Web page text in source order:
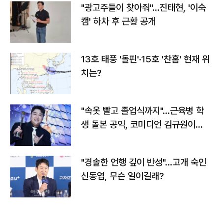
"광고주들이 찾아줘"…진태현, '이숙
캠' 하차 후 근황 공개
13호 태풍 '돌핀'·15호 '찬홈' 현재 위
치는?
"속옷 빨고 졸업식까지"…근육병 학
생 돌본 공익, 코미디언 김규원이었
"경솔한 언행 깊이 반성"…고개 숙인
신동엽, 무슨 일이길래?